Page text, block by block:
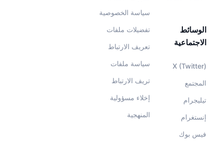
سياسة الخصوصية
تفضيلات ملفات
تعريف الارتباط
سياسة ملفات
تريف الارتباط
إخلاء مسؤولية
المنهجية
الوسائط
الاجتماعية
X (Twitter)
المجتمع
تيليجرام
إنستغرام
فيس بوك